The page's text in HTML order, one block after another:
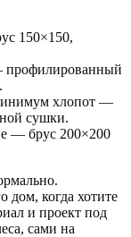
150×150,
профилированный
хлопот —
сушки.
— брус 200×200
дом, когда хотите
и проект под
сами на